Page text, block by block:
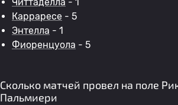
Карраресе - 5
Энтелла - 1
Фиоренцуола - 5
Сколько матчей провел на поле
Пальмиери